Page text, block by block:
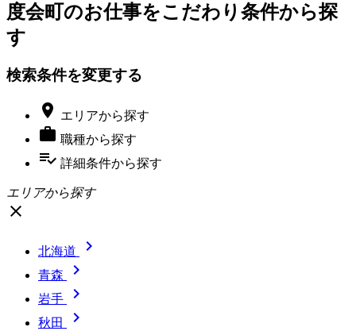
度会町のお仕事をこだわり条件から探
す
検索条件を変更する
 エリアから探す
 職種から探す
playlist_add_check 詳細条件から探す
エリアから探す
close
北海道 
青森 
岩手 
秋田 